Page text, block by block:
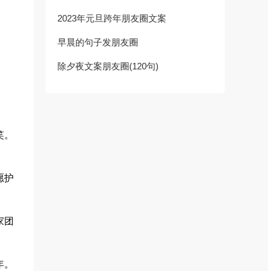
护
团
2023年元旦跨年朋友圈文案
早晨的句子发朋友圈
除夕夜文案朋友圈(120句)